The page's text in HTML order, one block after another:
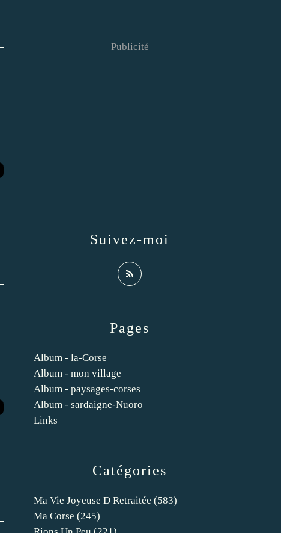
Catégories
Ma Vie Joyeuse D Retraitée (583)
Ma Corse (245)
Pages
Album - la-Corse
Album - mon village
Album - paysages-corses
Album - sardaigne-Nuoro
Links
Suivez-moi
Publicité